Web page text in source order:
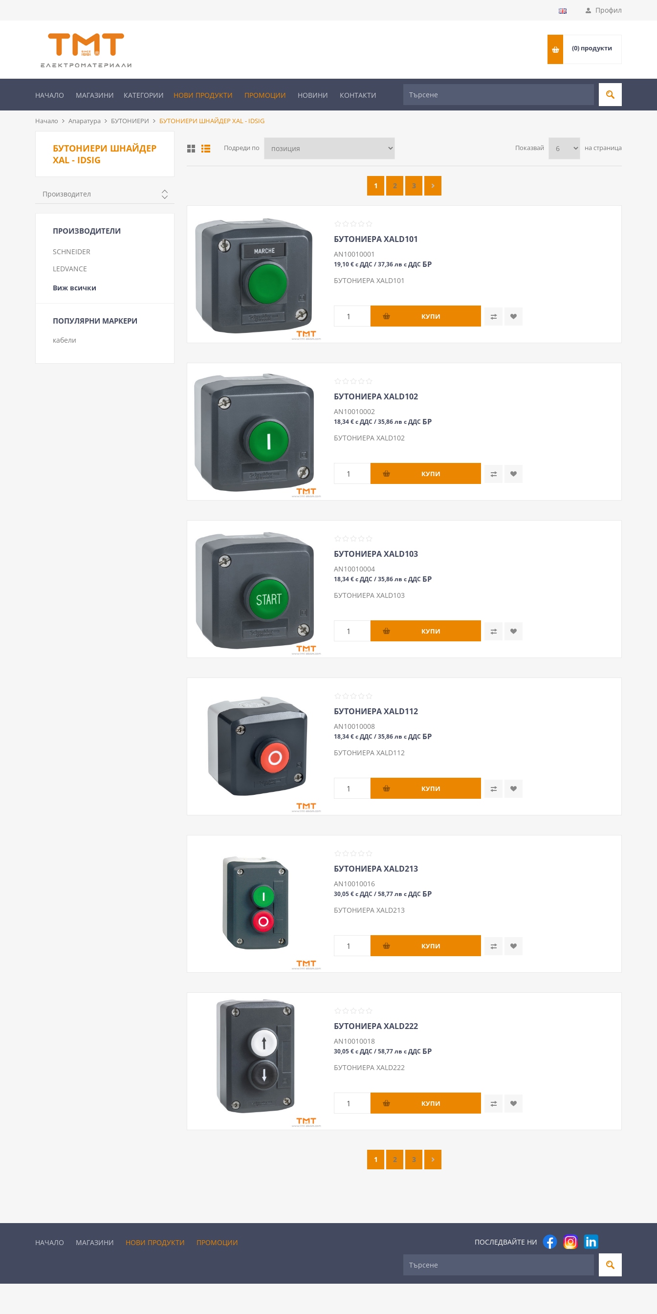
Профил
(0) продукти
НАЧАЛО МАГАЗИНИ КАТЕГОРИИ НОВИ ПРОДУКТИ ПРОМОЦИИ НОВИНИ КОНТАКТИ
Начало Апаратура БУТОНИЕРИ БУТОНИЕРИ ШНАЙДЕР XAL - IDSIG
Подреди по Показвай на страница
1 2 3
БУТОНИЕРА XALD101
AN10010001
19,10 € с ДДС / 37,36 лв с ДДС БР
БУТОНИЕРА XALD101
БУТОНИЕРА XALD102
AN10010002
18,34 € с ДДС / 35,86 лв с ДДС БР
БУТОНИЕРА XALD102
БУТОНИЕРА XALD103
AN10010004
18,34 € с ДДС / 35,86 лв с ДДС БР
БУТОНИЕРА XALD103
БУТОНИЕРА XALD112
AN10010008
18,34 € с ДДС / 35,86 лв с ДДС БР
БУТОНИЕРА XALD112
БУТОНИЕРА XALD213
AN10010016
30,05 € с ДДС / 58,77 лв с ДДС БР
БУТОНИЕРА XALD213
БУТОНИЕРА XALD222
AN10010018
30,05 € с ДДС / 58,77 лв с ДДС БР
БУТОНИЕРА XALD222
1 2 3
БУТОНИЕРИ ШНАЙДЕР
XAL - IDSIG
Производител
ПРОИЗВОДИТЕЛИ
SCHNEIDER
LEDVANCE
Виж всички
ПОПУЛЯРНИ МАРКЕРИ
кабели
ПОСЛЕДВАЙТЕ НИ
НАЧАЛО МАГАЗИНИ НОВИ ПРОДУКТИ ПРОМОЦИИ